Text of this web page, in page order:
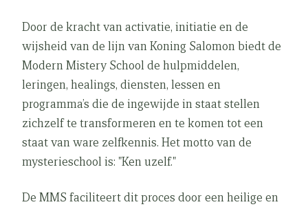
Door de kracht van activatie, initiatie en de
wijsheid van de lijn van Koning Salomon biedt de
Modern Mistery School de hulpmiddelen,
leringen, healings, diensten, lessen en
programma’s die de ingewijde in staat stellen
zichzelf te transformeren en te komen tot een
staat van ware zelfkennis. Het motto van de
mysterieschool is: "Ken uzelf."
De MMS faciliteert dit proces door een heilige en